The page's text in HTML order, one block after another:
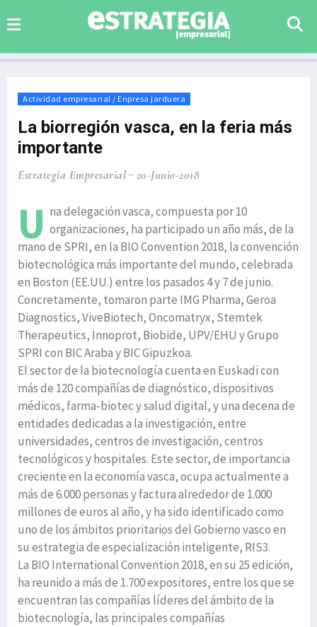
Actividad empresarial / Enpresa jarduera
La biorregión vasca, en la feria más
importante
Estrategia Empresarial 20-Junio-2018
U na delegación vasca, compuesta por 10
organizaciones, ha participado un año más, de la
mano de SPRI, en la BIO Convention 2018, la convención
biotecnológica más importante del mundo, celebrada
en Boston (EE.UU.) entre los pasados 4 y 7 de junio.
Concretamente, tomaron parte IMG Pharma, Geroa
Diagnostics, ViveBiotech, Oncomatryx, Stemtek
Therapeutics, Innoprot, Biobide, UPV/EHU y Grupo
SPRI con BIC Araba y BIC Gipuzkoa.
El sector de la biotecnología cuenta en Euskadi con
más de 120 compañías de diagnóstico, dispositivos
médicos, farma-biotec y salud digital, y una decena de
entidades dedicadas a la investigación, entre
universidades, centros de investigación, centros
tecnológicos y hospitales. Este sector, de importancia
creciente en la economía vasca, ocupa actualmente a
más de 6.000 personas y factura alrededor de 1.000
millones de euros al año, y ha sido identificado como
uno de los ámbitos prioritarios del Gobierno vasco en
su estrategia de especialización inteligente, RIS3.
La BIO International Convention 2018, en su 25 edición,
ha reunido a más de 1.700 expositores, entre los que se
encuentran las compañías líderes del ámbito de la
biotecnología, las principales compañías